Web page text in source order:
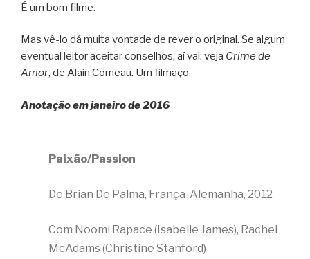
É um bom filme.
Mas vê-lo dá muita vontade de rever o original. Se algum
eventual leitor aceitar conselhos, aí vai: veja Crime de
Amor, de Alain Corneau. Um filmaço.
Anotação em janeiro de 2016
Paixão/Passion
De Brian De Palma, França-Alemanha, 2012
Com Noomi Rapace (Isabelle James), Rachel
McAdams (Christine Stanford)